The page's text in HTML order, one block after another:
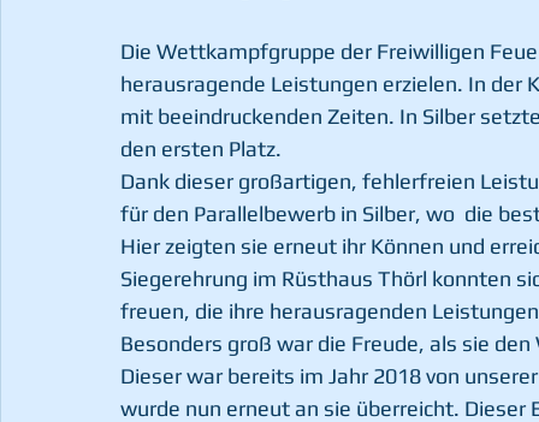
Die Wettkampfgruppe der Freiwilligen
herausragende Leistungen erzielen. In der
mit beeindruckenden Zeiten. In Silber
den ersten Platz.
Dank dieser großartigen, fehlerfreien
für den Parallelbewerb in Silber, wo  die
Hier zeigten sie erneut ihr Können und
Siegerehrung im Rüsthaus Thörl konnten
freuen, die ihre herausragenden
Besonders groß war die Freude, als sie
Dieser war bereits im Jahr 2018 von
wurde nun erneut an sie überreicht.